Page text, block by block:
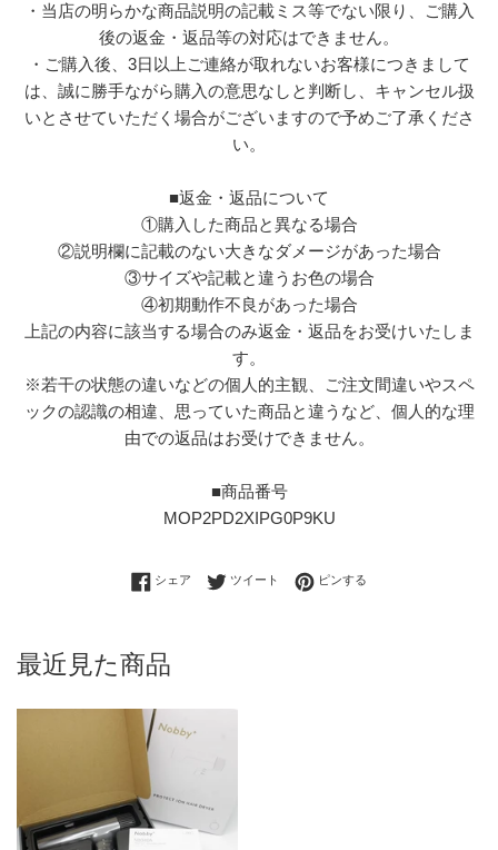
・当店の明らかな商品説明の記載ミス等でない限り、ご購入
後の返金・返品等の対応はできません。
・ご購入後、3日以上ご連絡が取れないお客様につきまして
は、誠に勝手ながら購入の意思なしと判断し、キャンセル扱
いとさせていただく場合がございますので予めご了承くださ
い。
■返金・返品について
①購入した商品と異なる場合
②説明欄に記載のない大きなダメージがあった場合
③サイズや記載と違うお色の場合
④初期動作不良があった場合
上記の内容に該当する場合のみ返金・返品をお受けいたしま
す。
※若干の状態の違いなどの個人的主観、ご注文間違いやスペ
ックの認識の相違、思っていた商品と違うなど、個人的な理
由での返品はお受けできません。
■商品番号
MOP2PD2XIPG0P9KU
シェア Facebookでシェアする
ツイート Twitterに投稿する
ピンする
最近見た商品